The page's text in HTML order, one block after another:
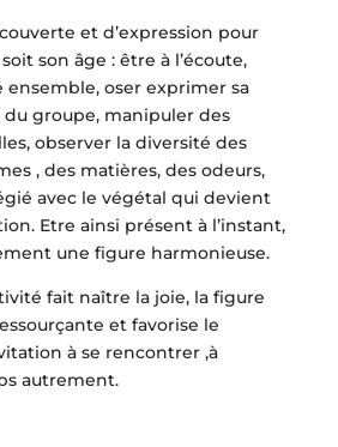
et d’expression pour
son âge : être à l’écoute,
ensemble, oser exprimer sa
groupe, manipuler des
observer la diversité des
, des matières, des odeurs,
avec le végétal qui devient
Etre ainsi présent à l’instant,
une figure harmonieuse.
fait naître la joie, la figure
et favorise le
à se rencontrer ,à
autrement.